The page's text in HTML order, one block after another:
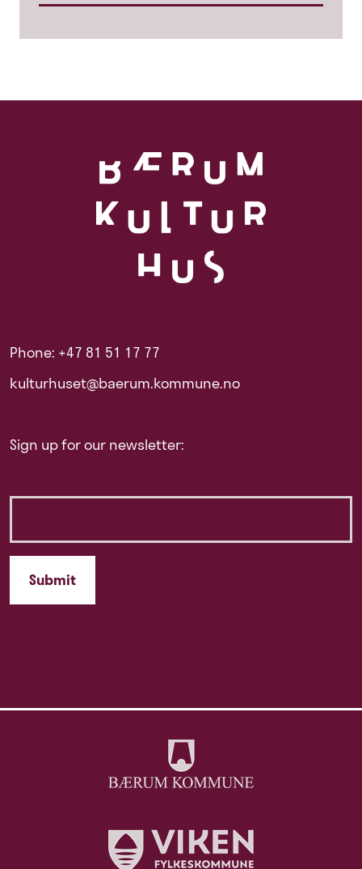
Phone: +47 81 51 17 77
kulturhuset@baerum.kommune.no
Sign up for our newsletter: